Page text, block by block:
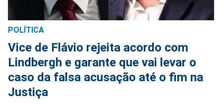
POLÍTICA
Vice de Flávio rejeita acordo com
Lindbergh e garante que vai levar o
caso da falsa acusação até o fim na
Justiça